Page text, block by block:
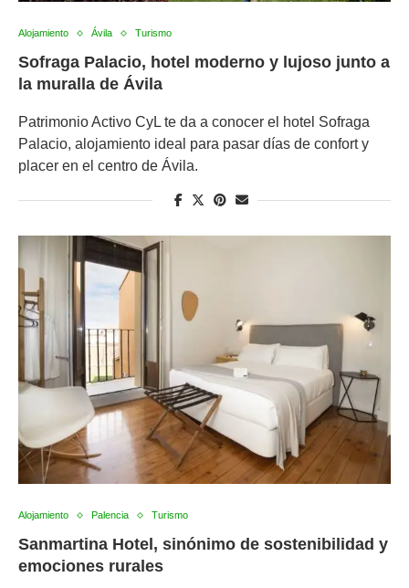
Alojamiento Ávila Turismo
Sofraga Palacio, hotel moderno y lujoso junto a
la muralla de Ávila
Patrimonio Activo CyL te da a conocer el hotel Sofraga
Palacio, alojamiento ideal para pasar días de confort y
placer en el centro de Ávila.
Alojamiento Palencia Turismo
Sanmartina Hotel, sinónimo de sostenibilidad y
emociones rurales